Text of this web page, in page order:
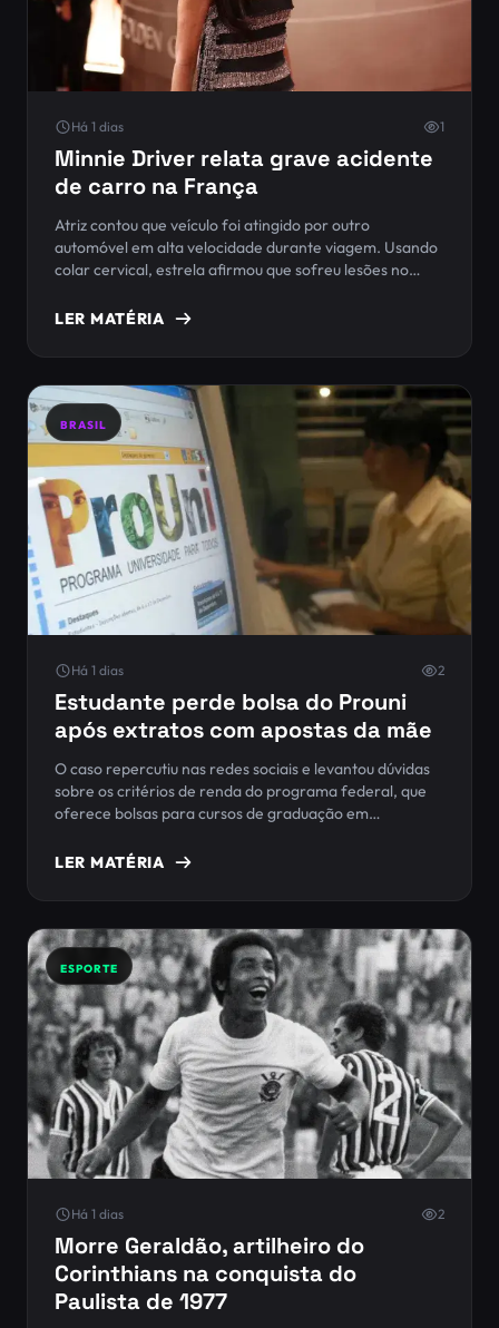
Há 1 dias 1
Minnie Driver relata grave acidente
de carro na França
Atriz contou que veículo foi atingido por outro
automóvel em alta velocidade durante viagem. Usando
colar cervical, estrela afirmou que sofreu lesões no
LER MATÉRIA
BRASIL
Há 1 dias 2
Estudante perde bolsa do Prouni
após extratos com apostas da mãe
O caso repercutiu nas redes sociais e levantou dúvidas
sobre os critérios de renda do programa federal, que
oferece bolsas para cursos de graduação em
extratos da mãe eram depósitos e saques em sites de
LER MATÉRIA
ESPORTE
Há 1 dias 2
Morre Geraldão, artilheiro do
Corinthians na conquista do
Paulista de 1977